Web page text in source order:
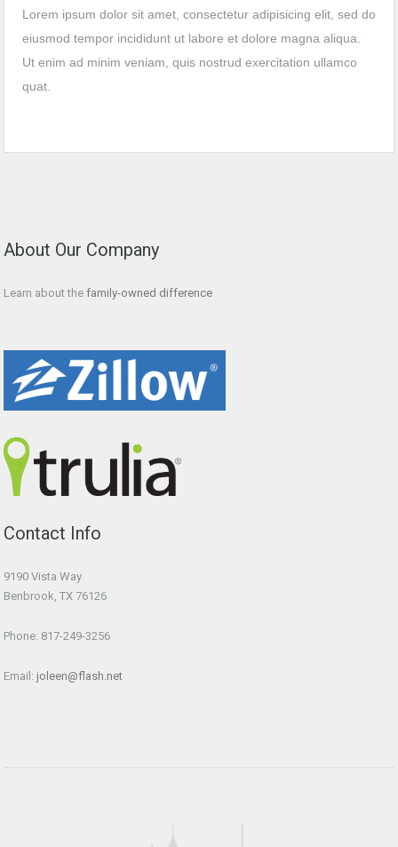
Lorem ipsum dolor sit amet, consectetur adipisicing elit, sed do
eiusmod tempor incididunt ut labore et dolore magna aliqua.
Ut enim ad minim veniam, quis nostrud exercitation ullamco
quat.
About Our Company
Learn about the family-owned difference
Contact Info
9190 Vista Way
Benbrook, TX 76126
Phone: 817-249-3256
Email: joleen@flash.net